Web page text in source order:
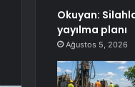
Okuyan:
yayılma planı
Ağustos 5, 2026